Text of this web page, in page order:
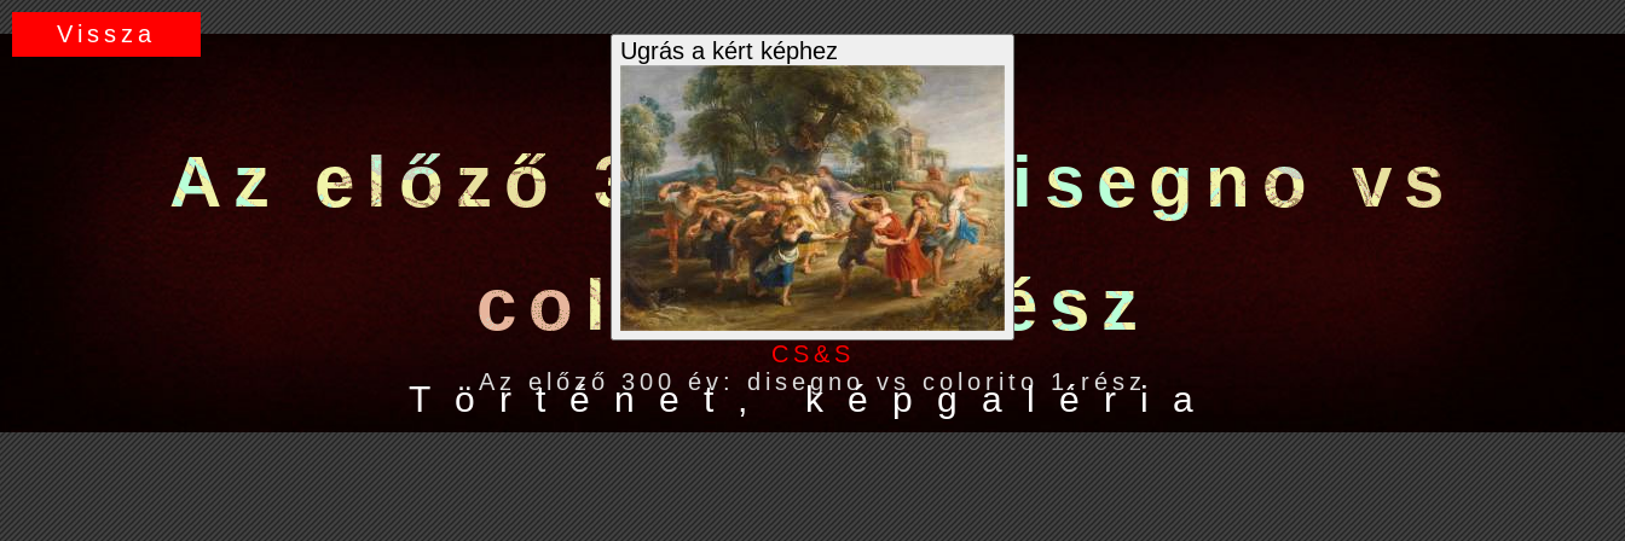
Ugrás a kért képhez
CS&S
Az előző 300 év: disegno vs colorito 1.rész
Az e l ő z ő 300 év: di s eg n o vs
co lorito 1.rés z
T örté net , képgaléri a
Vissza